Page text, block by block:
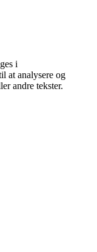
i
at analysere og
andre tekster.